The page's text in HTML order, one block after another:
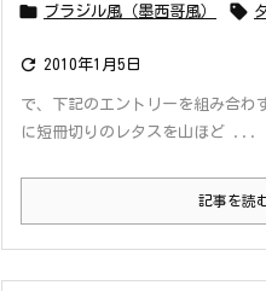
 ブラジル風（墨西哥風） 
 2010年1月5日
で、下記のエントリーを組み合
に短冊切りのレタスを山ほど ...
記事を読